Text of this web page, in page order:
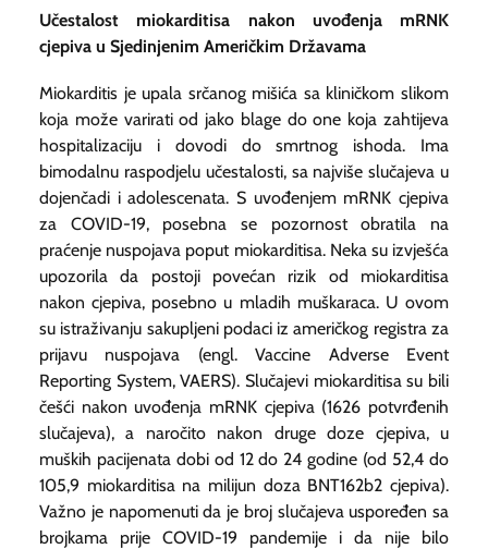
Učestalost miokarditisa nakon uvođenja mRNK
cjepiva u Sjedinjenim Američkim Državama
Miokarditis je upala srčanog mišića sa kliničkom slikom
koja može varirati od jako blage do one koja zahtijeva
hospitalizaciju i dovodi do smrtnog ishoda. Ima
bimodalnu raspodjelu učestalosti, sa najviše slučajeva u
dojenčadi i adolescenata. S uvođenjem mRNK cjepiva
za COVID-19, posebna se pozornost obratila na
praćenje nuspojava poput miokarditisa. Neka su izvješća
upozorila da postoji povećan rizik od miokarditisa
nakon cjepiva, posebno u mladih muškaraca. U ovom
su istraživanju sakupljeni podaci iz američkog registra za
prijavu nuspojava (engl.Vaccine Adverse Event
Reporting System, VAERS). Slučajevi miokarditisa su bili
češći nakon uvođenja mRNK cjepiva (1626 potvrđenih
slučajeva), a naročito nakon druge doze cjepiva, u
muških pacijenata dobi od 12 do 24 godine (od 52,4 do
105,9 miokarditisa na milijun doza BNT162b2 cjepiva).
Važno je napomenuti da je broj slučajeva uspoređen sa
brojkama prije COVID-19 pandemije i da nije bilo